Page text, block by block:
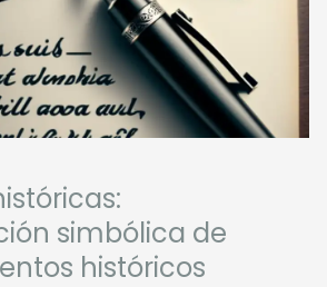
simbólica de
históricos